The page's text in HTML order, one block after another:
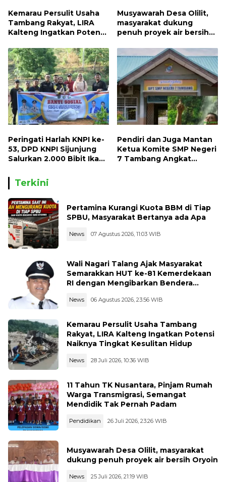
Kemarau Persulit Usaha
Tambang Rakyat, LIRA
Kalteng Ingatkan Potensi
Hidup
Musyawarah Desa Olilit,
masyarakat dukung
penuh proyek air bersih
Peringati Harlah KNPI ke-
53, DPD KNPI Sijunjung
Salurkan 2.000 Bibit Ikan
Pendiri dan Juga Mantan
Ketua Komite SMP Negeri
7 Tambang Angkat
Terkini
Pertamina Kurangi Kuota BBM di Tiap
SPBU, Masyarakat Bertanya ada Apa
News 07 Agustus 2026, 11:03 WIB
Wali Nagari Talang Ajak Masyarakat
Semarakkan HUT ke-81 Kemerdekaan
RI dengan Mengibarkan Bendera
News 06 Agustus 2026, 23:56 WIB
Kemarau Persulit Usaha Tambang
Rakyat, LIRA Kalteng Ingatkan Potensi
Naiknya Tingkat Kesulitan Hidup
News 28 Juli 2026, 10:36 WIB
11 Tahun TK Nusantara, Pinjam Rumah
Warga Transmigrasi, Semangat
Mendidik Tak Pernah Padam
Pendidikan 26 Juli 2026, 23:26 WIB
Musyawarah Desa Olilit, masyarakat
dukung penuh proyek air bersih Oryoin
News 25 Juli 2026, 21:19 WIB